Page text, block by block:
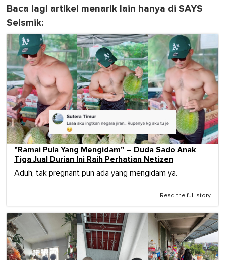
Baca lagi artikel menarik lain hanya di SAYS
Seismik:
"Ramai Pula Yang Mengidam" – Duda Sado Anak
Tiga Jual Durian Ini Raih Perhatian Netizen
Aduh, tak pregnant pun ada yang mengidam ya.
Read the full story